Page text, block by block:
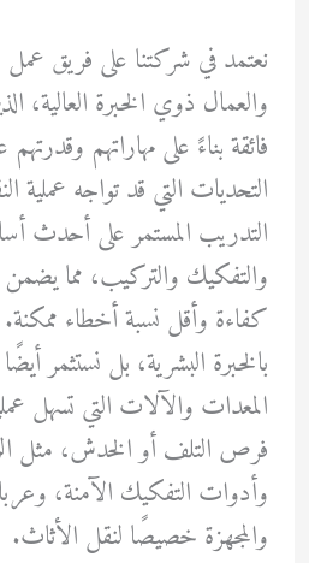
نعتمد في شركتنا على فريق
والعمال ذوي الخبرة العالية،
فائقة بناءً على مهاراتهم
التحديات التي قد تواجه عملية
التدريب المستمر على أحدث
والتفكيك والتركيب، مما يضمن
كفاءة وأقل نسبة أخطاء
بالخبرة البشرية، بل نستثمر
المعدات والآلات التي تسهل
فرص التلف أو الخدش، مثل
وأدوات التفكيك الآمنة،
والمجهزة خصيصًا لنقل الأثاث.